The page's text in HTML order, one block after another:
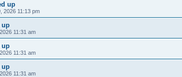
up
2026 11:13 pm
up
11:31 am
up
11:31 am
up
11:31 am